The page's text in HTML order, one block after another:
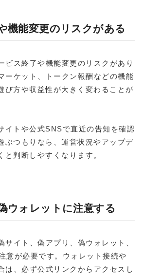
機能変更のリスクがある
ビス終了や機能変更のリスクがあり
ーケット、トークン報酬などの機能
び方や収益性が大きく変わることが
イトや公式SNSで直近の告知を確認
ぶつもりなら、運営状況やアップデ
と判断しやすくなります。
ウォレットに注意する
サイト、偽アプリ、偽ウォレット、
意が必要です。ウォレット接続や
は、必ず公式リンクからアクセスし